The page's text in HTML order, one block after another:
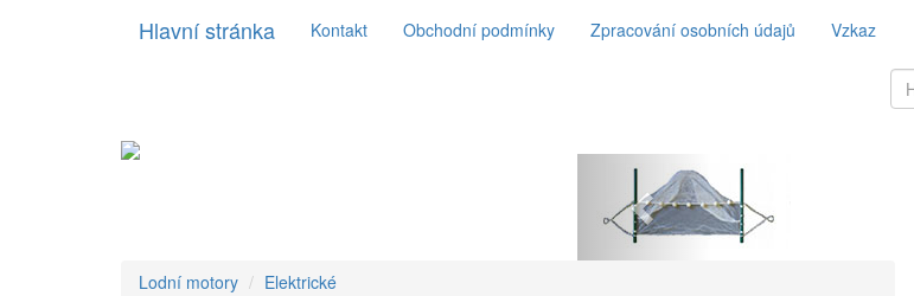
Hlavní stránka Kontakt Obchodní podmínky Zpracování osobních údajů Vzkaz
Previous
Lodní motory
Elektrické